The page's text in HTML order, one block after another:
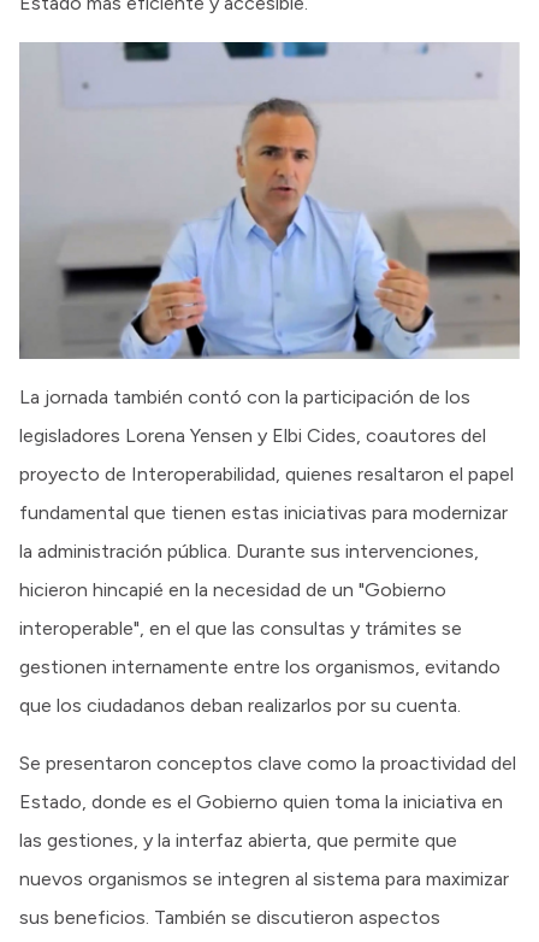
La jornada también contó con la participación de los
legisladores Lorena Yensen y Elbi Cides, coautores del
proyecto de Interoperabilidad, quienes resaltaron el papel
fundamental que tienen estas iniciativas para modernizar
la administración pública. Durante sus intervenciones,
hicieron hincapié en la necesidad de un "Gobierno
interoperable", en el que las consultas y trámites se
gestionen internamente entre los organismos, evitando
que los ciudadanos deban realizarlos por su cuenta.
Se presentaron conceptos clave como la proactividad del
Estado, donde es el Gobierno quien toma la iniciativa en
las gestiones, y la interfaz abierta, que permite que
nuevos organismos se integren al sistema para maximizar
sus beneficios. También se discutieron aspectos